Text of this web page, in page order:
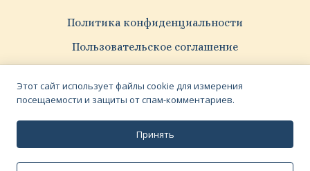
Политика конфиденциальности
Пользовательское соглашение
© 2023–2025 Сергей Чебунин
Вёрстка — Виктор Полковников
Этот сайт использует файлы cookie для измерения
посещаемости и защиты от спам-комментариев.
Принять